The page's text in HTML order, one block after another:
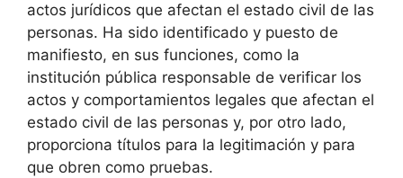
actos jurídicos que afectan el estado civil de las
personas. Ha sido identificado y puesto de
manifiesto, en sus funciones, como la
institución pública responsable de verificar los
actos y comportamientos legales que afectan el
estado civil de las personas y, por otro lado,
proporciona títulos para la legitimación y para
que obren como pruebas.